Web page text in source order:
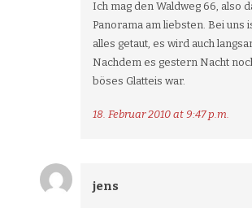
Ich mag den Waldweg 66, also
Panorama am liebsten. Bei uns
alles getaut, es wird auch
Nachdem es gestern Nacht
böses Glatteis war.
18. Februar 2010 at 9:47 p.m.
jens